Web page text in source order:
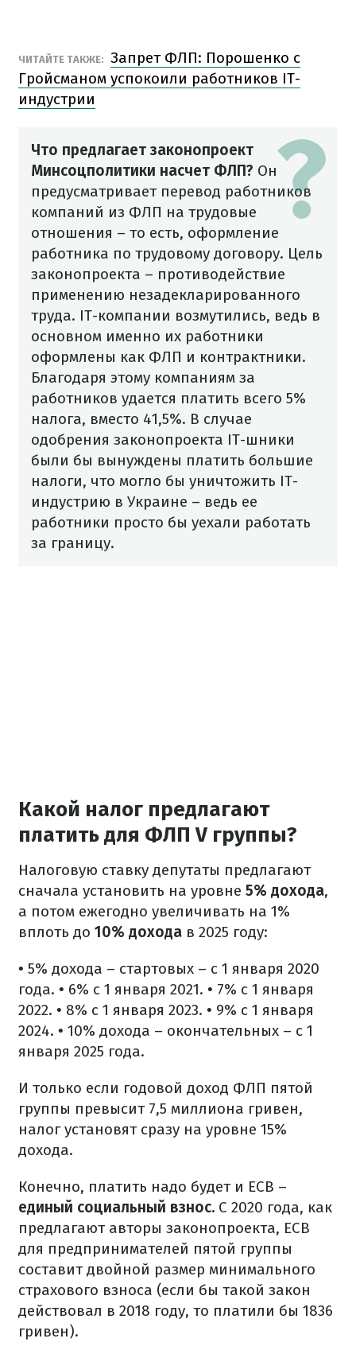
ЧИТАЙТЕ ТАКЖЕ: Запрет ФЛП: Порошенко с
Гройсманом успокоили работников IT-
индустрии
Что предлагает законопроект
Минсоцполитики насчет ФЛП? Он
предусматривает перевод работников
компаний из ФЛП на трудовые
отношения – то есть, оформление
работника по трудовому договору. Цель
законопроекта – противодействие
применению незадекларированного
труда. IT-компании возмутились, ведь в
основном именно их работники
оформлены как ФЛП и контрактники.
Благодаря этому компаниям за
работников удается платить всего 5%
налога, вместо 41,5%. В случае
одобрения законопроекта IT-шники
были бы вынуждены платить большие
налоги, что могло бы уничтожить IT-
индустрию в Украине – ведь ее
работники просто бы уехали работать
за границу.
Какой налог предлагают
платить для ФЛП V группы?
Налоговую ставку депутаты предлагают
сначала установить на уровне 5% дохода,
а потом ежегодно увеличивать на 1%
вплоть до 10% дохода в 2025 году:
• 5% дохода – стартовых – с 1 января 2020
года. • 6% с 1 января 2021. • 7% с 1 января
2022. • 8% с 1 января 2023. • 9% с 1 января
2024. • 10% дохода – окончательных – с 1
января 2025 года.
И только если годовой доход ФЛП пятой
группы превысит 7,5 миллиона гривен,
налог установят сразу на уровне 15%
дохода.
Конечно, платить надо будет и ЕСВ –
единый социальный взнос. С 2020 года, как
предлагают авторы законопроекта, ЕСВ
для предпринимателей пятой группы
составит двойной размер минимального
страхового взноса (если бы такой закон
действовал в 2018 году, то платили бы 1836
гривен).